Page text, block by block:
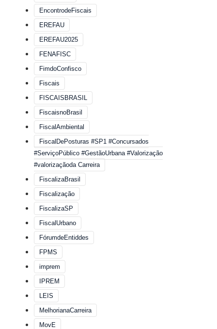
EncontrodeFiscais
EREFAU
EREFAU2025
FENAFISC
FimdoConfisco
Fiscais
FISCAISBRASIL
FiscaisnoBrasil
FiscalAmbiental
FiscalDePosturas #SP1 #Concursados
#ServiçoPúblico #GestãoUrbana #Valorização
#valorizaçãoda Carreira
FiscalizaBrasil
Fiscalização
FiscalizaSP
FiscalUrbano
FórumdeEntiddes
FPMS
imprem
IPREM
LEIS
MelhorianaCarreira
MovE